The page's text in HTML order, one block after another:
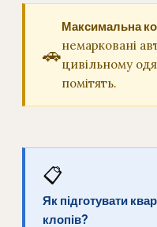
🚗
Максимальна
немарковані
цивільному
помітять.
📋
Як підготувати
клопів?